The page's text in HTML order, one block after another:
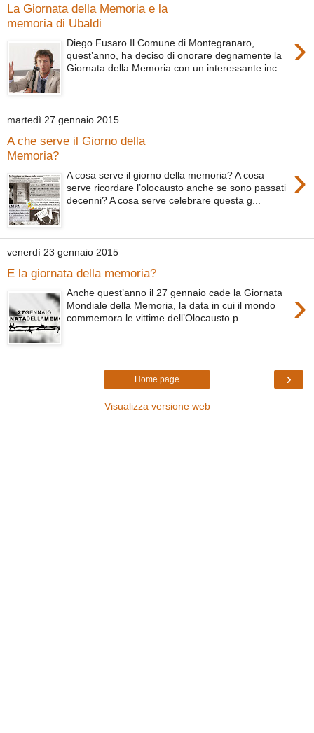
La Giornata della Memoria e la
memoria di Ubaldi
›
Diego Fusaro Il Comune di Montegranaro,
quest’anno, ha deciso di onorare degnamente la
Giornata della Memoria con un interessante inc...
martedì 27 gennaio 2015
A che serve il Giorno della
Memoria?
›
A cosa serve il giorno della memoria? A cosa
serve ricordare l’olocausto anche se sono passati
decenni? A cosa serve celebrare questa g...
venerdì 23 gennaio 2015
E la giornata della memoria?
›
Anche quest’anno il 27 gennaio cade la Giornata
Mondiale della Memoria, la data in cui il mondo
commemora le vittime dell’Olocausto p...
›
Home page
Visualizza versione web